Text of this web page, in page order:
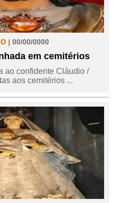
| 00/00/0000
em cemitérios
ao confidente Cláudio /
aos cemitérios ...